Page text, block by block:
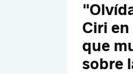
Ciri
que
sobre